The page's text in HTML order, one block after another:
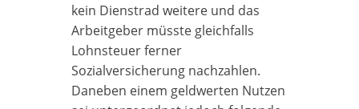
kein Dienstrad weitere und das
Arbeitgeber müsste gleichfalls
Lohnsteuer ferner
Sozialversicherung nachzahlen.
Daneben einem geldwerten Nutzen